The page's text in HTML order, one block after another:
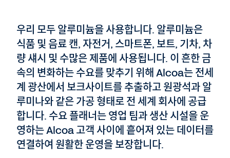
우리 모두 알루미늄을 사용합니다. 알루미늄은
식품 및 음료 캔, 자전거, 스마트폰, 보트, 기차, 차
량 섀시 및 수많은 제품에 사용됩니다. 이 흔한 금
속의 변화하는 수요를 맞추기 위해 Alcoa는 전세
계 광산에서 보크사이트를 추출하고 원광석과 알
루미나와 같은 가공 형태로 전 세계 회사에 공급
합니다. 수요 플래너는 영업 팀과 생산 시설을 운
영하는 Alcoa 고객 사이에 흩어져 있는 데이터를
연결하여 원활한 운영을 보장합니다.